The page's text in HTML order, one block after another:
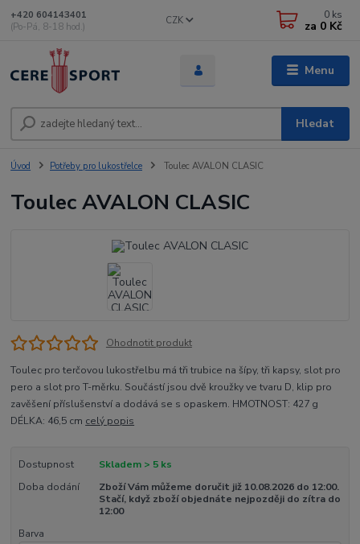
Menu
CZK
Hledat
+420 604143401
(Po-Pá, 8-18 hod.)
0 ks
za 0 Kč
Úvod Potřeby pro lukostřelce Toulec AVALON CLASIC
Toulec AVALON CLASIC
Ohodnotit produkt
Toulec pro terčovou lukostřelbu má tři trubice na šípy, tři kapsy, slot pro
pero a slot pro T-měrku. Součástí jsou dvě kroužky ve tvaru D, klip pro
zavěšení příslušenství a dodává se s opaskem. HMOTNOST: 427 g
DÉLKA: 46,5 cm celý popis
Dostupnost
Skladem > 5 ks
Doba dodání
Zboží Vám můžeme doručit již 10.08.2026 do 12:00.
Stačí, když zboží objednáte nejpozději do zítra do
12:00
Barva